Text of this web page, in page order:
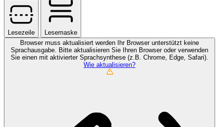
Lesezeile
Lesemaske
Browser muss aktualisiert werden
Ihr Browser unterstützt keine
Sprachausgabe. Bitte aktualisieren Sie Ihren Browser oder verwenden
Sie einen mit aktivierter Sprachsynthese (z.B. Chrome, Edge, Safari).
Wie aktualisieren?